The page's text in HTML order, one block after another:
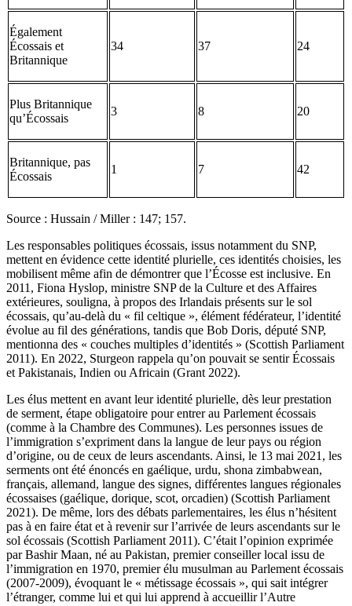
Également
Écossais et
Britannique
34 37 24
Plus Britannique
qu’Écossais
3 8 20
Britannique, pas
Écossais
1 7 42
Source : Hussain / Miller : 147; 157.
Les responsables politiques écossais, issus notamment du SNP,
mettent en évidence cette identité plurielle, ces identités choisies, les
mobilisent même afin de démontrer que l’Écosse est inclusive. En
2011, Fiona Hyslop, ministre SNP de la Culture et des Affaires
extérieures, souligna, à propos des Irlandais présents sur le sol
écossais, qu’au-delà du « fil celtique », élément fédérateur, l’identité
évolue au fil des générations, tandis que Bob Doris, député SNP,
mentionna des « couches multiples d’identités » (Scottish Parliament
2011). En 2022, Sturgeon rappela qu’on pouvait se sentir Écossais
et Pakistanais, Indien ou Africain (Grant 2022).
Les élus mettent en avant leur identité plurielle, dès leur prestation
de serment, étape obligatoire pour entrer au Parlement écossais
(comme à la Chambre des Communes). Les personnes issues de
l’immigration s’expriment dans la langue de leur pays ou région
d’origine, ou de ceux de leurs ascendants. Ainsi, le 13 mai 2021, les
serments ont été énoncés en gaélique, urdu, shona zimbabwean,
français, allemand, langue des signes, différentes langues régionales
écossaises (gaélique, dorique, scot, orcadien) (Scottish Parliament
2021). De même, lors des débats parlementaires, les élus n’hésitent
pas à en faire état et à revenir sur l’arrivée de leurs ascendants sur le
sol écossais (Scottish Parliament 2011). C’était l’opinion exprimée
par Bashir Maan, né au Pakistan, premier conseiller local issu de
l’immigration en 1970, premier élu musulman au Parlement écossais
(2007-2009), évoquant le « métissage écossais », qui sait intégrer
l’étranger, comme lui et qui lui apprend à accueillir l’Autre